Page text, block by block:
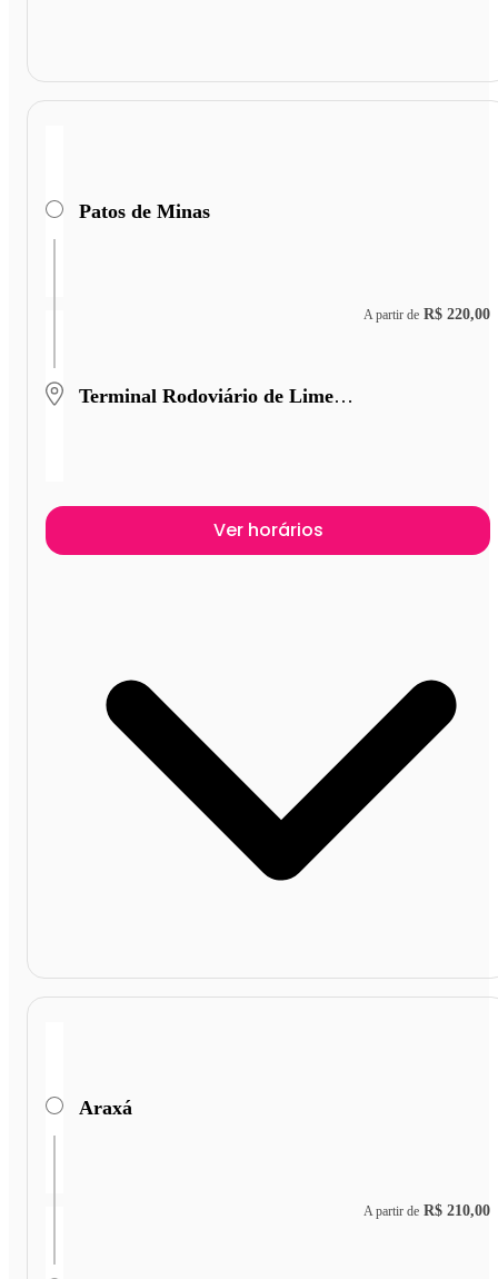
Patos de Minas
Terminal Rodoviário de Limeira
A partir de R$ 220,00
Ver horários
Araxá
A partir de R$ 210,00